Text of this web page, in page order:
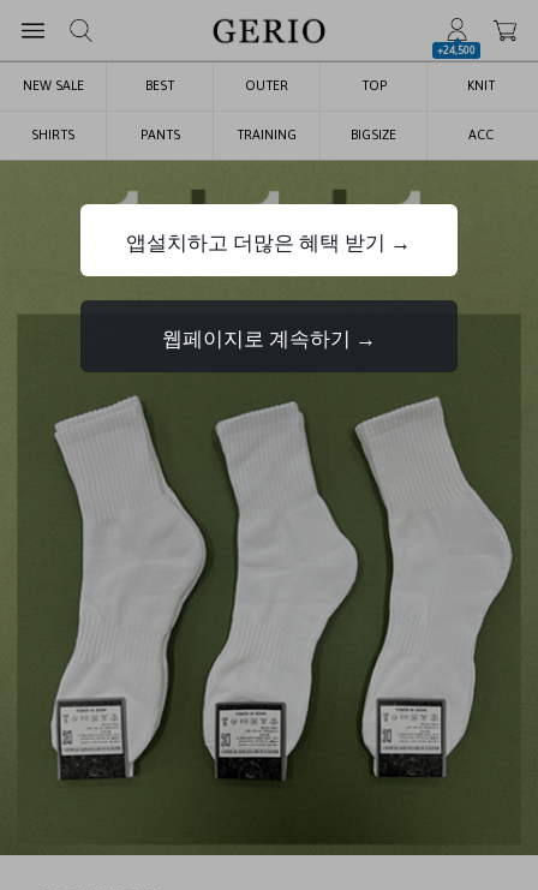
+24,500
NEW SALE BEST OUTER TOP KNIT
SHIRTS PANTS TRAINING BIGSIZE ACC
앱설치하고 더많은 혜택 받기 →
웹페이지로 계속하기 →